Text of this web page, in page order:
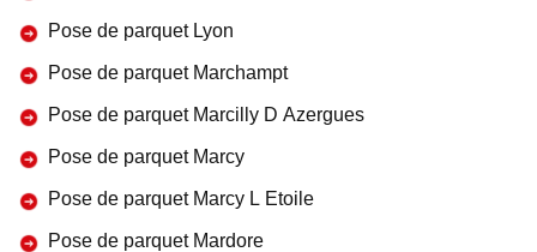
Pose de parquet Lyon
Pose de parquet Marchampt
Pose de parquet Marcilly D Azergues
Pose de parquet Marcy
Pose de parquet Marcy L Etoile
Pose de parquet Mardore